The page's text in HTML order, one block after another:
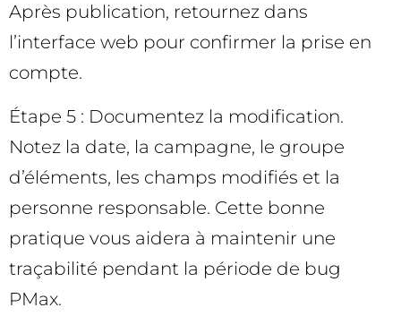
Après publication, retournez dans
l’interface web pour confirmer la prise en
compte.
Étape 5 : Documentez la modification.
Notez la date, la campagne, le groupe
d’éléments, les champs modifiés et la
personne responsable. Cette bonne
pratique vous aidera à maintenir une
traçabilité pendant la période de bug
PMax.